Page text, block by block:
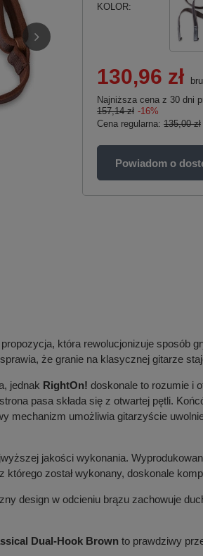
KOLOR
130,96 zł
Najniższa cena z 30 dni
157,14 zł -16%
Cena regularna: 135,00 zł
Powiadom o
która rewolucjonizuje sposób
że granie na klasycznej gitarze
jednak RightOn! doskonale to rozumie i
pasa składa się z otwartej pętli.
mechanizm umożliwia gitarzyście
jakości wykonania.
został wykonany, doskonale
design w odcieniu brązu zachowuje
Dual-Hook Brown to prawdziwy